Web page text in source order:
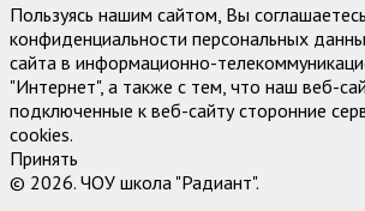
Пользуясь нашим сайтом, Вы
конфиденциальности персональных
сайта в информационно-
"Интернет", а также с тем, что наш веб-
подключенные к веб-сайту сторонние
cookies.
Принять
© 2026. ЧОУ школа "Радиант".